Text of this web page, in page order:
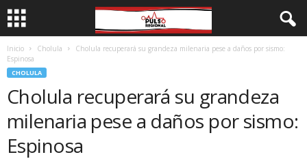
Inicio Cholula
Cholula recuperará su grandeza milenaria pese a daños por sismo:
Espinosa
CHOLULA
Cholula recuperará su grandeza
milenaria pese a daños por sismo:
Espinosa